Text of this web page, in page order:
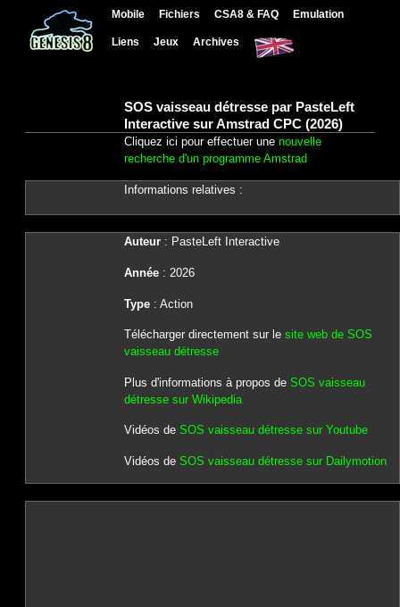
Mobile Fichiers CSA8 & FAQ Emulation
Liens Jeux Archives
SOS vaisseau détresse par PasteLeft
Interactive sur Amstrad CPC (2026)
Cliquez ici pour effectuer une nouvelle
recherche d'un programme Amstrad
Informations relatives :
Auteur: PasteLeft Interactive
Année: 2026
Type: Action
Télécharger directement sur le site web de SOS
vaisseau détresse
Plus d'informations à propos de SOS vaisseau
détresse sur Wikipedia
Vidéos de SOS vaisseau détresse sur Youtube
Vidéos de SOS vaisseau détresse sur Dailymotion